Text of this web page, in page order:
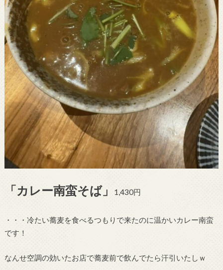
「カレー南蛮そば」 1,430円
・・・冷たい蕎麦を食べるつもりで来たのに温かいカレー南蛮
です！
なんせ空調の効いたお店で蕎麦前で飲んでたら汗引いたしｗ